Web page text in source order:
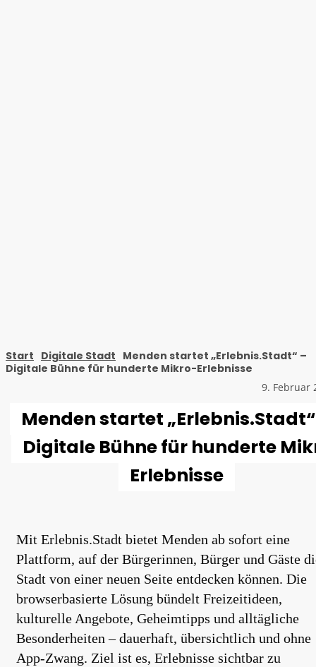
Start Digitale Stadt Menden startet „Erlebnis.Stadt“ –
Digitale Bühne für hunderte Mikro-Erlebnisse
9. Februar
Menden startet
Digitale Bühne für hunderte
Erlebnisse
Mit Erlebnis.Stadt bietet Menden ab sofort eine
Plattform, auf der Bürgerinnen, Bürger und Gäste
Stadt von einer neuen Seite entdecken können. Die
browserbasierte Lösung bündelt Freizeitideen,
kulturelle Angebote, Geheimtipps und alltägliche
Besonderheiten – dauerhaft, übersichtlich und ohne
App-Zwang. Ziel ist es, Erlebnisse sichtbar zu